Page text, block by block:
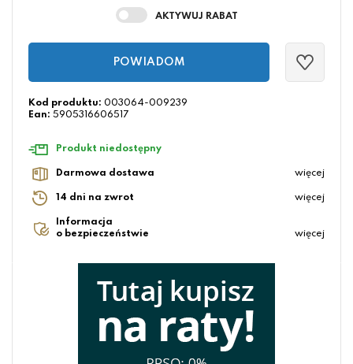
POWIADOM
Kod produktu: 003064-009239
Ean: 5905316606517
Produkt niedostępny
Darmowa dostawa więcej
14 dni na zwrot więcej
Informacja
o bezpieczeństwie
więcej